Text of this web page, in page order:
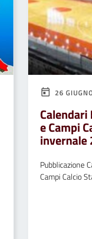
26
Calendari
e Campi
invernale
Pubblicazione
Campi Calcio